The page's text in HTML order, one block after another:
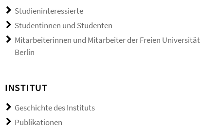
Studieninteressierte
Studentinnen und Studenten
Mitarbeiterinnen und Mitarbeiter der Freien Universität
Berlin
INSTITUT
Geschichte des Instituts
Publikationen